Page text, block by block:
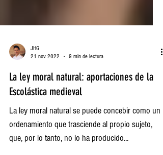
21 nov 2022
9 min de lectura
La ley moral natural: aportaciones de la
Escolástica medieval
La ley moral natural se puede concebir como un